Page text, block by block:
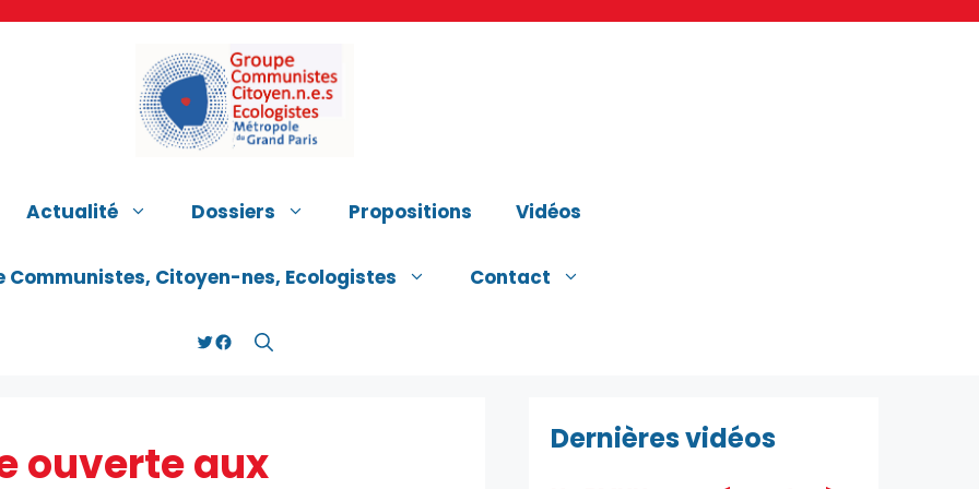
Actualité Dossiers Propositions Vidéos
Communistes, Citoyen-nes, Ecologistes Contact
TwitterFacebook
ouverte aux
Dernières vidéos